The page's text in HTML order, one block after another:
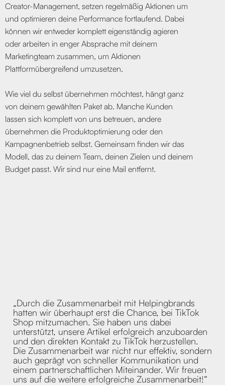
Creator-Management, setzen regelmäßig Aktionen um
und optimieren deine Performance fortlaufend. Dabei
können wir entweder komplett eigenständig agieren
oder arbeiten in enger Absprache mit deinem
Marketingteam zusammen, um Aktionen
Plattformübergreifend umzusetzen.
Wie viel du selbst übernehmen möchtest, hängt ganz
von deinem gewählten Paket ab. Manche Kunden
lassen sich komplett von uns betreuen, andere
übernehmen die Produktoptimierung oder den
Kampagnenbetrieb selbst. Gemeinsam finden wir das
Modell, das zu deinem Team, deinen Zielen und deinem
Budget passt. Wir sind nur eine Mail entfernt.
„Durch die Zusammenarbeit mit Helpingbrands
hatten wir überhaupt erst die Chance, bei TikTok
Shop mitzumachen. Sie haben uns dabei
unterstützt, unsere Artikel erfolgreich anzuboarden
und den direkten Kontakt zu TikTok herzustellen.
Die Zusammenarbeit war nicht nur effektiv, sondern
auch geprägt von schneller Kommunikation und
einem partnerschaftlichen Miteinander. Wir freuen
uns auf die weitere erfolgreiche Zusammenarbeit!“